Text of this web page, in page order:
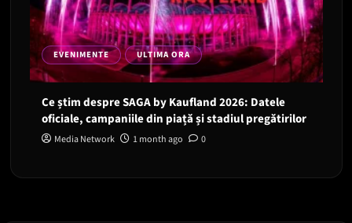
EVENIMENTE ULTIMA ORA
Ce știm despre SAGA by Kaufland 2026: Datele
oficiale, campaniile din piață și stadiul pregătirilor
Media Network 1 month ago 0